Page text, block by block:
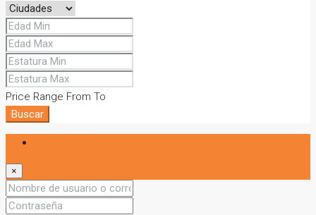
Price Range From To
Buscar
×